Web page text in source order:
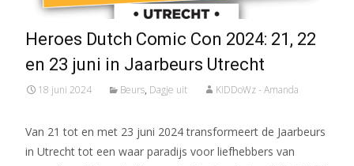
Heroes Dutch Comic Con 2024: 21, 22
en 23 juni in Jaarbeurs Utrecht
18 juni 2024 Beurs, Dagje uit KiDDoWz - Amanda
Van 21 tot en met 23 juni 2024 transformeert de Jaarbeurs
in Utrecht tot een waar paradijs voor liefhebbers van